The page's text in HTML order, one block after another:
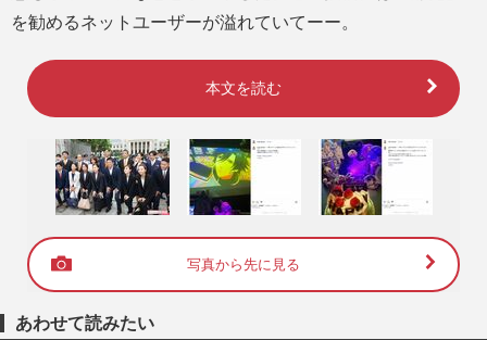
を勧めるネットユーザーが溢れていてーー。
本文を読む
写真から先に見る
あわせて読みたい